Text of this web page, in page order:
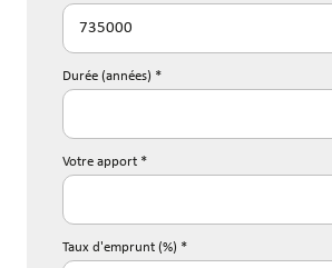
Durée (années) *
Votre apport *
Taux d'emprunt (%) *